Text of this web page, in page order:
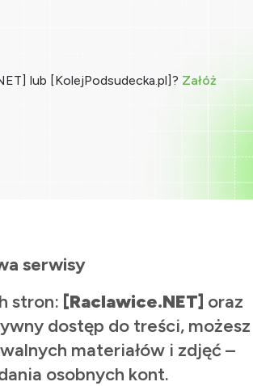
lub [KolejPodsudecka.pl]? Załóż
serwisy
stron: [Raclawice.NET] oraz
dostęp do treści, możesz
materiałów i zdjęć –
osobnych kont.